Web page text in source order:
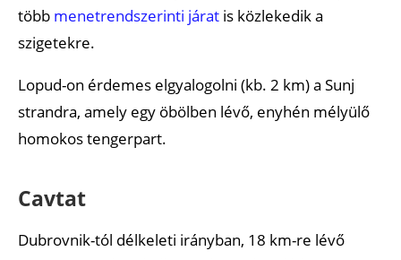
több menetrendszerinti járat is közlekedik a
szigetekre.
Lopud-on érdemes elgyalogolni (kb. 2 km) a Sunj
strandra, amely egy öbölben lévő, enyhén mélyülő
homokos tengerpart.
Cavtat
Dubrovnik-tól délkeleti irányban, 18 km-re lévő